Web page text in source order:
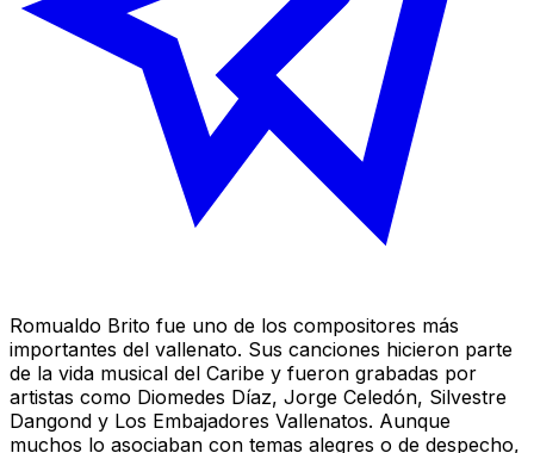
Romualdo Brito fue uno de los compositores más
importantes del vallenato. Sus canciones hicieron parte
de la vida musical del Caribe y fueron grabadas por
artistas como Diomedes Díaz, Jorge Celedón, Silvestre
Dangond y Los Embajadores Vallenatos. Aunque
muchos lo asociaban con temas alegres o de despecho,